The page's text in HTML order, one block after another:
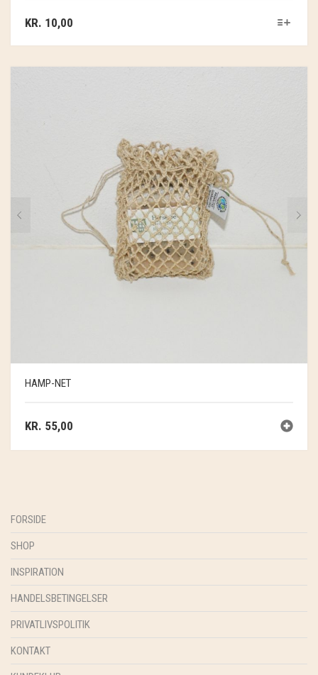
KR. 10,00
HAMP-NET
KR. 55,00
FORSIDE
SHOP
INSPIRATION
HANDELSBETINGELSER
PRIVATLIVSPOLITIK
KONTAKT